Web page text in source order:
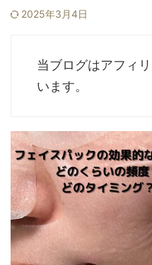
2025年3月4日
当ブログはアフィ
います。